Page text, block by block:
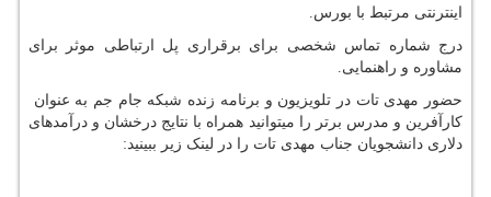
اینترنتی مرتبط با بورس.
درج شماره تماس شخصی برای برقراری پل ارتباطی موثر برای
مشاوره و راهنمایی.
حضور مهدی تات در تلویزیون و برنامه زنده شبکه جام جم به عنوان
کارآفرین و مدرس برتر را میتوانید همراه با نتایج درخشان و درآمدهای
دلاری دانشجویان جناب مهدی تات را در لینک زیر ببینید: